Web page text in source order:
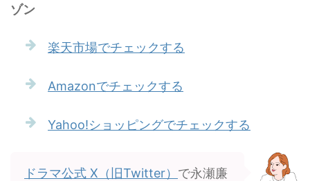
ゾン
楽天市場でチェックする
Amazonでチェックする
Yahoo!ショッピングでチェックする
ドラマ公式 X（旧Twitter） で永瀬廉